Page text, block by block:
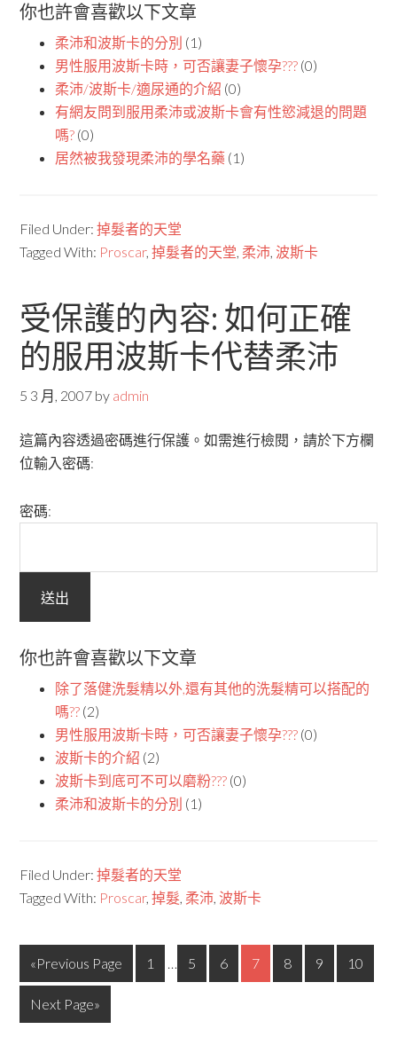
你也許會喜歡以下文章
柔沛和波斯卡的分別 (1)
男性服用波斯卡時，可否讓妻子懷孕??? (0)
柔沛/波斯卡/適尿通的介紹 (0)
有網友問到服用柔沛或波斯卡會有性慾減退的問題
嗎? (0)
居然被我發現柔沛的學名藥 (1)
Filed Under:掉髮者的天堂
Tagged With: Proscar,掉髮者的天堂, 柔沛, 波斯卡
受保護的內容: 如何正確
的服用波斯卡代替柔沛
5 3 月, 2007 by admin
這篇內容透過密碼進行保護。如需進行檢閱，請於下方欄
位輸入密碼:
密碼:
你也許會喜歡以下文章
除了落健洗髮精以外,還有其他的洗髮精可以搭配的
嗎?? (2)
男性服用波斯卡時，可否讓妻子懷孕??? (0)
波斯卡的介紹 (2)
波斯卡到底可不可以磨粉??? (0)
柔沛和波斯卡的分別 (1)
Filed Under:掉髮者的天堂
Tagged With: Proscar,掉髮, 柔沛, 波斯卡
«Previous Page 1 … 5 6 7 8 9 10
Next Page»